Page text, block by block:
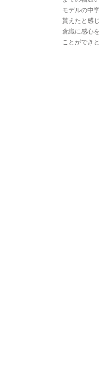
モデルの中
貰えたと感
倉織に感心
ことができ